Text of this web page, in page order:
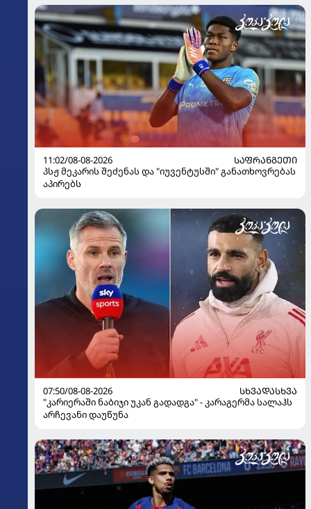
11:02/08-08-2026
ᲡᲐᲤᲠᲐᲜᲒᲔᲗᲘ
პსჟ მეკარის შეძენას და "იუვენტუსში" განათხოვრებას
აპირებს
07:50/08-08-2026
ᲡᲮᲕᲐᲓᲐᲡᲮᲕᲐ
"კარიერაში ნაბიჯი უკან გადადგა" - კარაგერმა სალაჰს
არჩევანი დაუწუნა